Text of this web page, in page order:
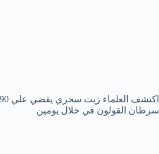
سرطان القولون في خلال يومين